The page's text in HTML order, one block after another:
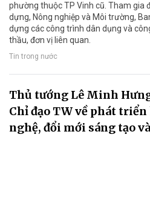
phường thuộc TP Vinh cũ. Tham gia
dựng, Nông nghiệp và Môi trường,
dựng các công trình dân dụng và
thầu, đơn vị liên quan.
Tin trong nước
Thủ tướng Lê Minh
Chỉ đạo TW về phát
nghệ, đổi mới sáng tạo